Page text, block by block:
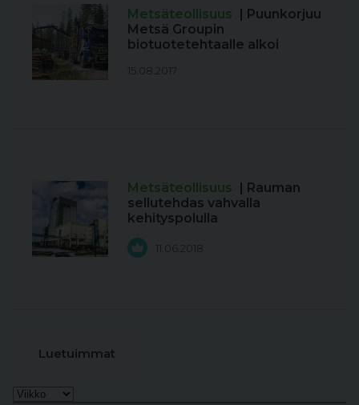
Metsäteollisuus | Puunkorjuu
Metsä Groupin
biotuotetehtaalle alkoi
15.08.2017
Metsäteollisuus | Rauman
sellutehdas vahvalla
kehityspolulla
11.06.2018
Luetuimmat